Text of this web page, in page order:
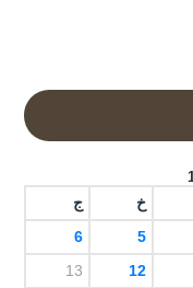
خ ج
5
6
12
13